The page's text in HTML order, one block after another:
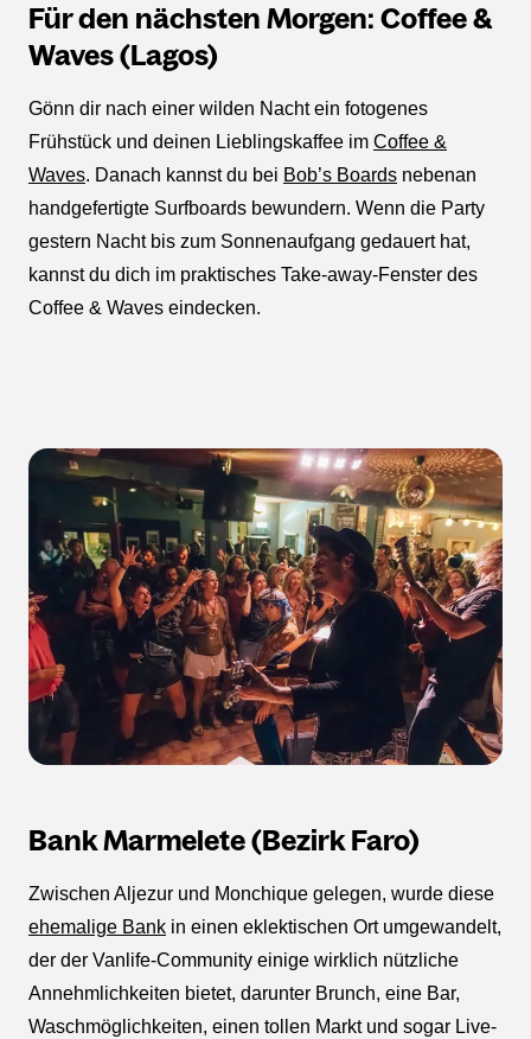
Für den nächsten Morgen: Coffee &
Waves (Lagos)
Gönn dir nach einer wilden Nacht ein fotogenes
Frühstück und deinen Lieblingskaffee im Coffee &
Waves. Danach kannst du bei Bob’s Boards nebenan
handgefertigte Surfboards bewundern. Wenn die Party
gestern Nacht bis zum Sonnenaufgang gedauert hat,
kannst du dich im praktisches Take-away-Fenster des
Coffee & Waves eindecken.
Bank Marmelete (Bezirk Faro)
Zwischen Aljezur und Monchique gelegen, wurde diese
ehemalige Bank in einen eklektischen Ort umgewandelt,
der der Vanlife-Community einige wirklich nützliche
Annehmlichkeiten bietet, darunter Brunch, eine Bar,
Waschmöglichkeiten, einen tollen Markt und sogar Live-